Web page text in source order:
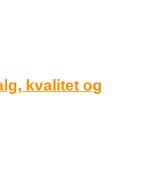
kvalitet og